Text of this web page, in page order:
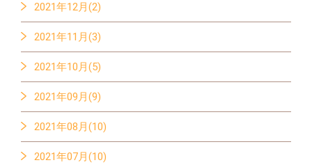
2021年12月(2)
2021年11月(3)
2021年10月(5)
2021年09月(9)
2021年08月(10)
2021年07月(10)